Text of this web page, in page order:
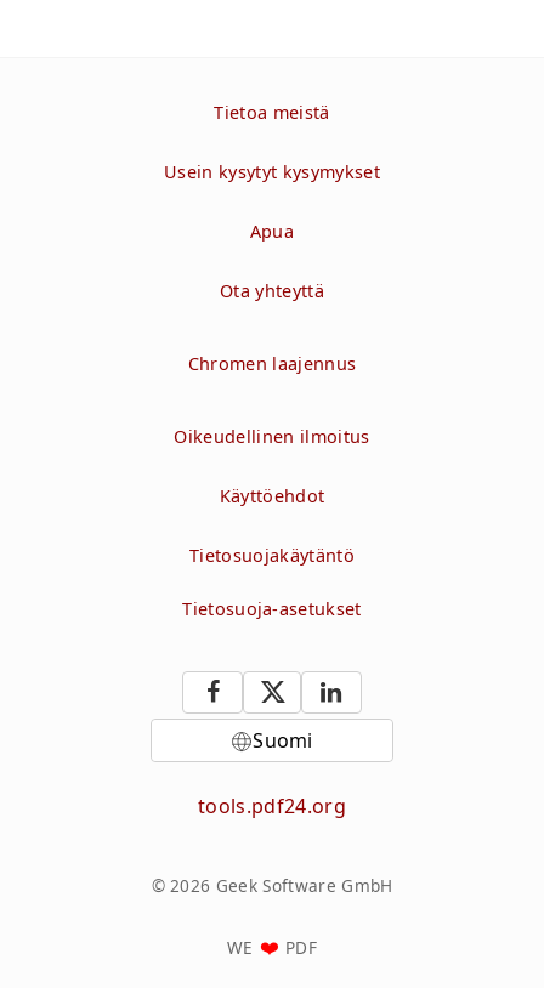
Tietoa meistä
Usein kysytyt kysymykset
Apua
Ota yhteyttä
Chromen laajennus
Oikeudellinen ilmoitus
Käyttöehdot
Tietosuojakäytäntö
Tietosuoja-asetukset
Suomi
tools.pdf24.org
© 2026 Geek Software GmbH
WE PDF